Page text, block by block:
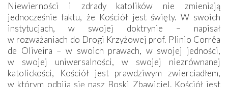
Niewierności i zdrady katolików nie zmieniają
jednocześnie faktu, że Kościół jest święty. W swoich
instytucjach, w swojej doktrynie – napisał
w rozważaniach do Drogi Krzyżowej prof. Plinio Corrêa
de Oliveira – w swoich prawach, w swojej jedności,
w swojej uniwersalności, w swojej niezrównanej
katolickości, Kościół jest prawdziwym zwierciadłem,
w którym odbija się nasz Boski Zbawiciel. Kościół jest